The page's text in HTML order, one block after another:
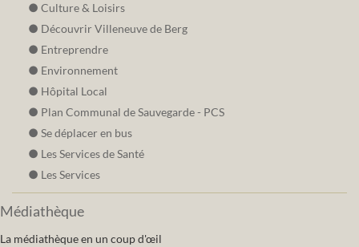
Culture & Loisirs
Découvrir Villeneuve de Berg
Entreprendre
Environnement
Hôpital Local
Plan Communal de Sauvegarde - PCS
Se déplacer en bus
Les Services de Santé
Les Services
Médiathèque
La médiathèque en un coup d'œil